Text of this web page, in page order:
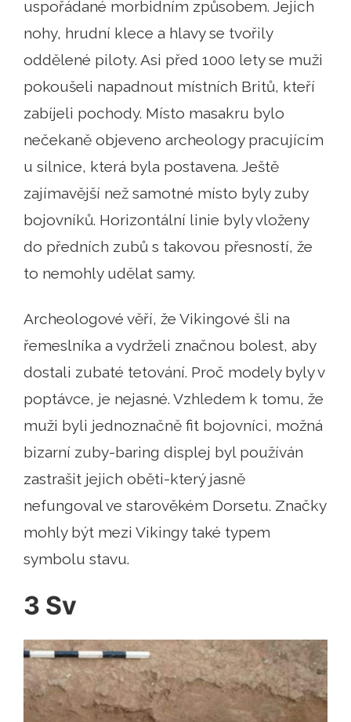
uspořádané morbidním způsobem. Jejich
nohy, hrudní klece a hlavy se tvořily
oddělené piloty. Asi před 1000 lety se muži
pokoušeli napadnout místních Britů, kteří
zabíjeli pochody. Místo masakru bylo
nečekaně objeveno archeology pracujícím
u silnice, která byla postavena. Ještě
zajímavější než samotné místo byly zuby
bojovníků. Horizontální linie byly vloženy
do předních zubů s takovou přesností, že
to nemohly udělat samy.
Archeologové věří, že Vikingové šli na
řemeslníka a vydrželi značnou bolest, aby
dostali zubaté tetování. Proč modely byly v
poptávce, je nejasné. Vzhledem k tomu, že
muži byli jednoznačně fit bojovníci, možná
bizarní zuby-baring displej byl používán
zastrašit jejich oběti-který jasně
nefungoval ve starověkém Dorsetu. Značky
mohly být mezi Vikingy také typem
symbolu stavu.
3 Sv